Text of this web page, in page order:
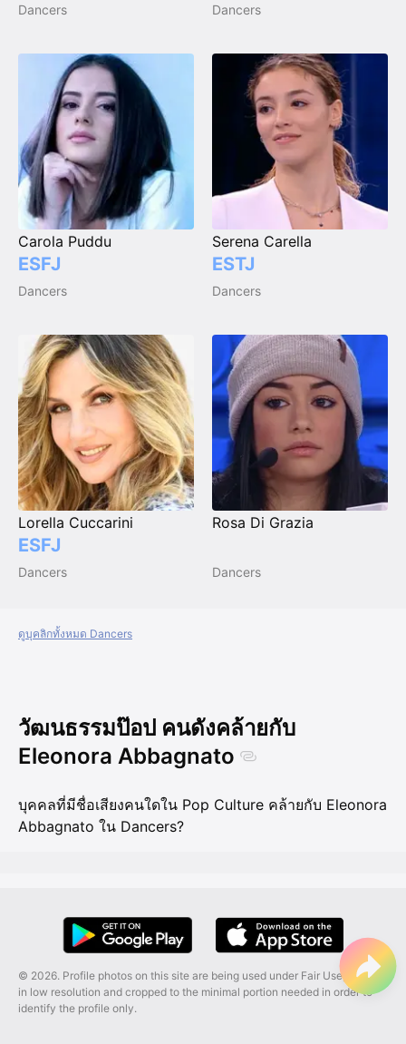
Dancers Dancers
Carola Puddu
ESFJ
Dancers
Serena Carella
ESTJ
Dancers
Lorella Cuccarini
ESFJ
Dancers
Rosa Di Grazia
Dancers
ดูบุคลิกทั้งหมด Dancers
วัฒนธรรมป๊อป คนดังคล้ายกับ
Eleonora Abbagnato
บุคคลที่มีชื่อเสียงคนใดใน Pop Culture คล้ายกับ Eleonora
Abbagnato ใน Dancers?
© 2026. Profile photos on this site are being used under Fair Use, and are
in low resolution and cropped to the minimal portion needed in order to
identify the profile only.